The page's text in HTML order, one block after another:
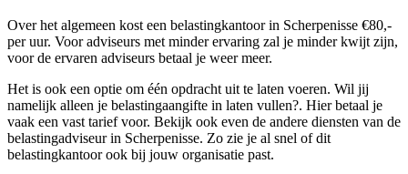
Over het algemeen kost een belastingkantoor in Scherpenisse €80,-
per uur. Voor adviseurs met minder ervaring zal je minder kwijt zijn,
voor de ervaren adviseurs betaal je weer meer.
Het is ook een optie om één opdracht uit te laten voeren. Wil jij
namelijk alleen je belastingaangifte in laten vullen?. Hier betaal je
vaak een vast tarief voor. Bekijk ook even de andere diensten van de
belastingadviseur in Scherpenisse. Zo zie je al snel of dit
belastingkantoor ook bij jouw organisatie past.